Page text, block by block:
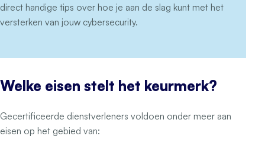
direct handige tips over hoe je aan de slag kunt met het
versterken van jouw cybersecurity.
Welke eisen stelt het keurmerk?
Gecertificeerde dienstverleners voldoen onder meer aan
eisen op het gebied van: